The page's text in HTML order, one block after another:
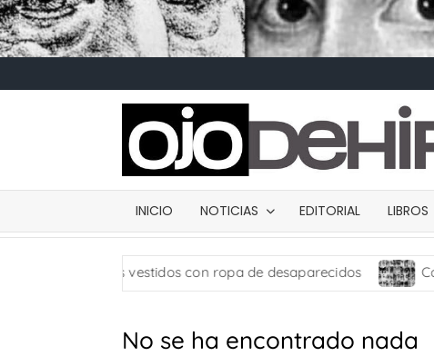
INICIO NOTICIAS EDITORIAL LIBROS
muñecos vestidos con ropa de desaparecidos Carta
No se ha encontrado nada